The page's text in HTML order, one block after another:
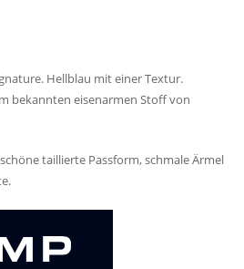
Hellblau mit einer Textur.
bekannten eisenarmen Stoff von
taillierte Passform, schmale Ärmel